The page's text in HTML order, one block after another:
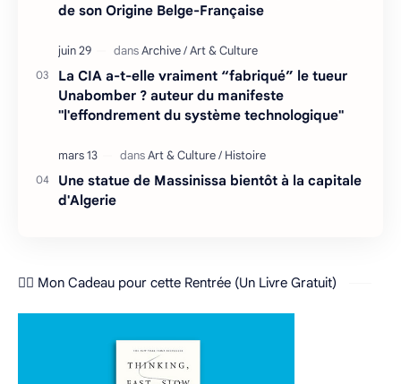
de son Origine Belge-Française
La CIA a-t-elle vraiment “fabriqué” le tueur
Unabomber ? auteur du manifeste
"l'effondrement du système technologique"
Une statue de Massinissa bientôt à la capitale
d'Algerie
❤️‍🔥 Mon Cadeau pour cette Rentrée (Un Livre Gratuit)